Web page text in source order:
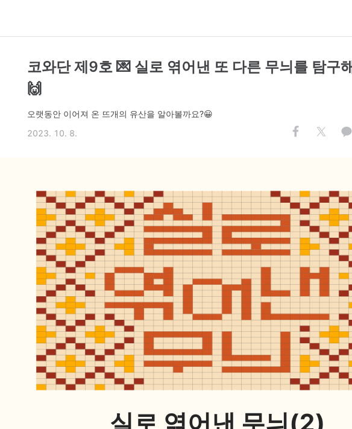
코와단 제9호 💌 실로 엮어낸 또 다른 무늬를 탐구
🙌
오랫동안 이어져 온 뜨개의 유산을 알아볼까요?😀
2023. 10. 8.
실로 엮어낸 무늬(2)